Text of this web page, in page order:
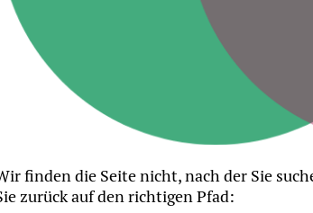
finden die Seite nicht, nach der Sie
zurück auf den richtigen Pfad: